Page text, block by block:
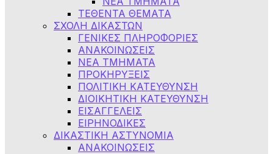
ΤΕΘΕΝΤΑ ΘΕΜΑΤΑ
ΣΧΟΛΗ ΔΙΚΑΣΤΩΝ
ΓΕΝΙΚΕΣ ΠΛΗΡΟΦΟΡΙΕΣ
ΑΝΑΚΟΙΝΩΣΕΙΣ
ΝΕΑ ΤΜΗΜΑΤΑ
ΠΡΟΚΗΡΥΞΕΙΣ
ΠΟΛΙΤΙΚΗ ΚΑΤΕΥΘΥΝΣΗ
ΔΙΟΙΚΗΤΙΚΗ ΚΑΤΕΥΘΥΝΣΗ
ΕΙΣΑΓΓΕΛΕΙΣ
ΕΙΡΗΝΟΔΙΚΕΣ
ΔΙΚΑΣΤΙΚΗ ΑΣΤΥΝΟΜΙΑ
ΑΝΑΚΟΙΝΩΣΕΙΣ